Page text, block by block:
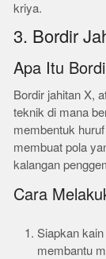
kriya.
3. Bordir
Apa Itu
Bordir jahitan X,
teknik di mana
membentuk
membuat pola
kalangan
Cara
Siapkan
membantu